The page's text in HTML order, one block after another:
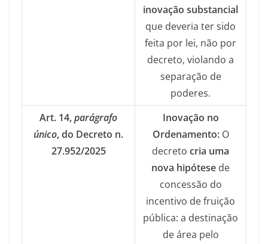
inovação substancial
que deveria ter sido
feita por lei, não por
decreto, violando a
separação de
poderes.
Art. 14,parágrafo
único, do Decreto n.
27.952/2025
Inovação no
Ordenamento:O
decreto cria uma
nova hipótese de
concessão do
incentivo de fruição
pública: a destinação
de área pelo